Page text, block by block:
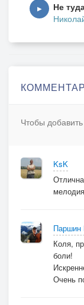
Тянутся
Дни мои
Тонкие,
▶ Не
Чтобы
KsK
Паршин
Коля,
боли!
Очень